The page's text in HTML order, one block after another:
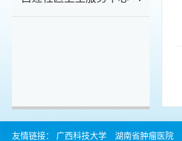
友情链接： 广西科技大学 湖南省肿瘤医院